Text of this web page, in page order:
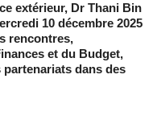
extérieur, Dr Thani Bin
10 décembre 2025
rencontres,
et du Budget,
dans des